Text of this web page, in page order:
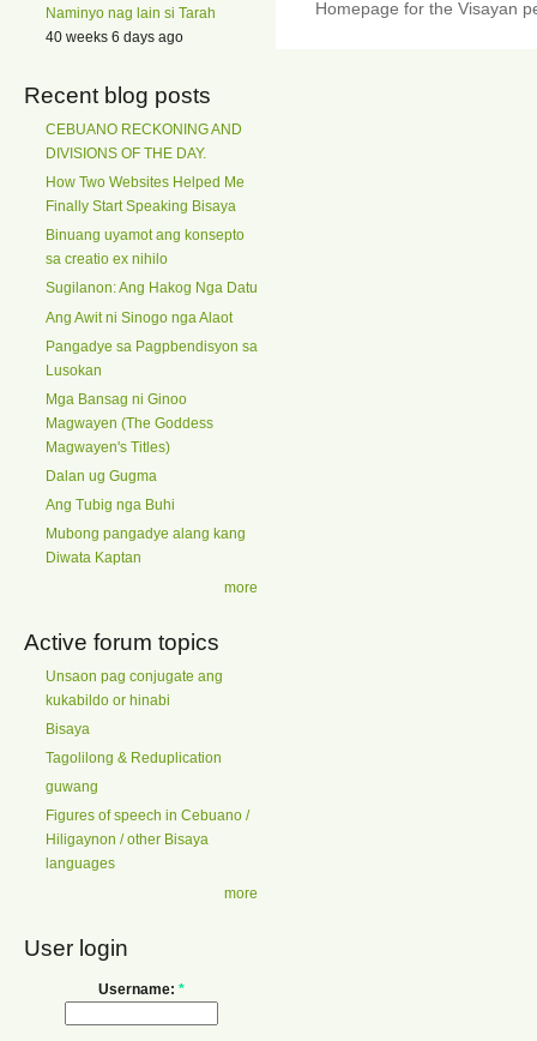
Naminyo nag lain si Tarah
40 weeks 6 days ago
Recent blog posts
CEBUANO RECKONING AND
DIVISIONS OF THE DAY.
How Two Websites Helped Me
Finally Start Speaking Bisaya
Binuang uyamot ang konsepto
sa creatio ex nihilo
Sugilanon: Ang Hakog Nga Datu
Ang Awit ni Sinogo nga Alaot
Pangadye sa Pagpbendisyon sa
Lusokan
Mga Bansag ni Ginoo
Magwayen (The Goddess
Magwayen's Titles)
Dalan ug Gugma
Ang Tubig nga Buhi
Mubong pangadye alang kang
Diwata Kaptan
more
Active forum topics
Unsaon pag conjugate ang
kukabildo or hinabi
Bisaya
Tagolilong & Reduplication
guwang
Figures of speech in Cebuano /
Hiligaynon / other Bisaya
languages
more
User login
Username: *
Homepage for the Visayan